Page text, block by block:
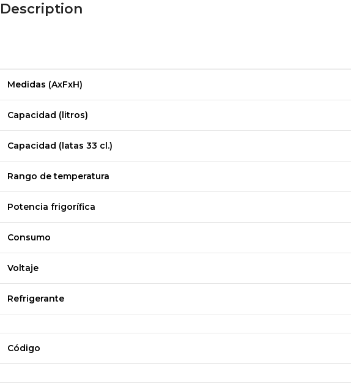
Description
Medidas (AxFxH)
Capacidad (litros)
Capacidad (latas 33 cl.)
Rango de temperatura
Potencia frigorífica
Consumo
Voltaje
Refrigerante
Código